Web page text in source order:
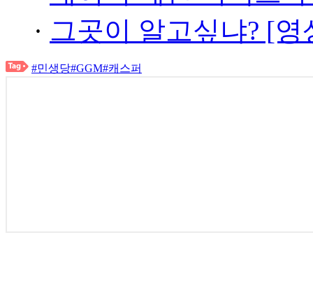
· 그곳이 알고싶냐? [
#민생당#GGM#캐스퍼